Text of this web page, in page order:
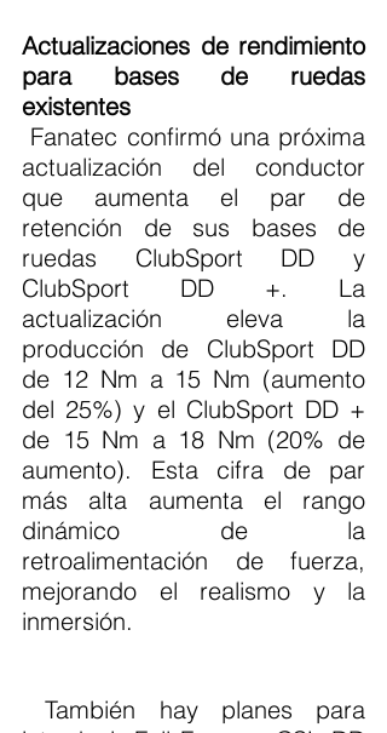
Actualizaciones de rendimiento
para bases de ruedas
existentes
actualización del conductor
que aumenta el par de
retención de sus bases de
ruedas ClubSport DD y
ClubSport DD +. La
actualización eleva la
producción de ClubSport DD
de 12 Nm a 15 Nm (aumento
del 25%) y el ClubSport DD +
de 15 Nm a 18 Nm (20% de
aumento). Esta cifra de par
más alta aumenta el rango
dinámico de la
retroalimentación de fuerza,
mejorando el realismo y la
inmersión.
También hay planes para